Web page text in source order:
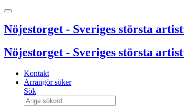
Nöjestorget - Sveriges största
Nöjestorget - Sveriges största
Kontakt
Arrangör söker
Sök